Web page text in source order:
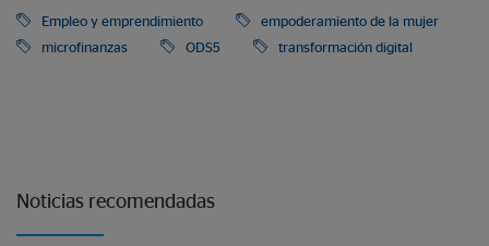
Empleo y emprendimiento
empoderamiento de la mujer
microfinanzas
ODS5 transformación digital
Noticias recomendadas